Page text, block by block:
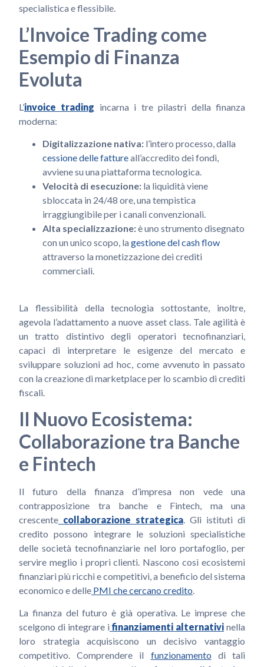
specialistica e flessibile.
L’Invoice Trading come
Esempio di Finanza
Evoluta
L’invoice trading incarna i tre pilastri della finanza
moderna:
Digitalizzazione nativa: l’intero processo, dalla
cessione delle fattureall’accredito dei fondi,
avviene su una piattaforma tecnologica.
Velocità di esecuzione: la liquidità viene
sbloccata in 24/48 ore, una tempistica
irraggiungibile per i canali convenzionali.
Alta specializzazione:è uno strumento disegnato
con un unico scopo, lagestione del cash flow
attraverso la monetizzazione dei crediti
commerciali.
La flessibilità della tecnologia sottostante, inoltre,
agevola l’adattamento a nuove asset class. Tale agilità è
un tratto distintivo degli operatori tecnofinanziari,
capaci di interpretare le esigenze del mercato e
sviluppare soluzioni ad hoc, come avvenuto in passato
con la creazione di marketplace per lo scambio di crediti
fiscali.
Il Nuovo Ecosistema:
Collaborazione tra Banche
e Fintech
Il futuro della finanza d’impresa non vede una
contrapposizione tra banche e Fintech, ma una
crescente collaborazione strategica. Gli istituti di
credito possono integrare le soluzioni specialistiche
delle società tecnofinanziarie nel loro portafoglio, per
servire meglio i propri clienti. Nascono così ecosistemi
finanziari più ricchi e competitivi, a beneficio del sistema
economico e delle PMI che cercano credito.
La finanza del futuro è già operativa. Le imprese che
scelgono di integrare i finanziamenti alternativi nella
loro strategia acquisiscono un decisivo vantaggio
competitivo. Comprendere il funzionamento di tali